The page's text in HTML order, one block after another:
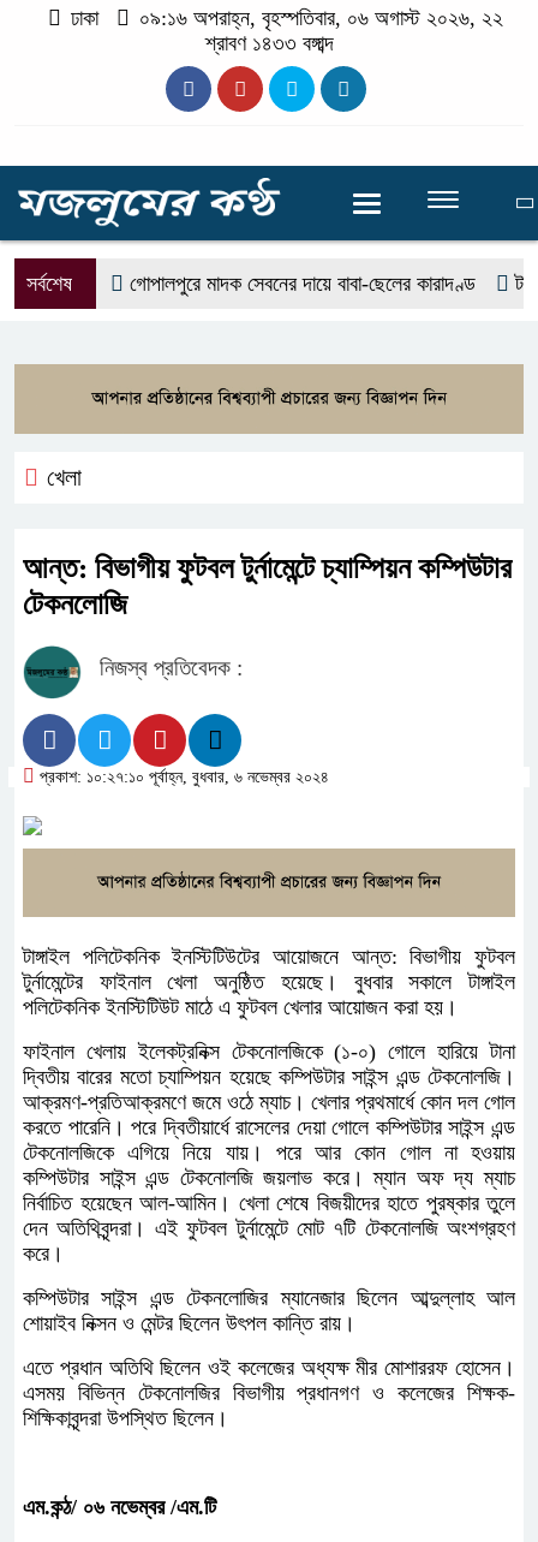
ঢাকা
০৯:১৬ অপরাহ্ন, বৃহস্পতিবার, ০৬ অগাস্ট ২০২৬, ২২
শ্রাবণ ১৪৩৩ বঙ্গাব্দ
সর্বশেষ গোপালপুরে মাদক সেবনের দায়ে বাবা-ছেলের কারাদণ্ড
খেলা
আন্ত: বিভাগীয় ফুটবল টুর্নামেন্টে চ্যাম্পিয়ন কম্পিউটার
টেকনলোজি
নিজস্ব প্রতিবেদক :
প্রকাশ: ১০:২৭:১০ পূর্বাহ্ন, বুধবার, ৬ নভেম্বর ২০২৪
টাঙ্গাইল পলিটেকনিক ইনস্টিটিউটের আয়োজনে আন্ত: বিভাগীয় ফুটবল
টুর্নামেন্টের ফাইনাল খেলা অনুষ্ঠিত হয়েছে। বুধবার সকালে টাঙ্গাইল
পলিটেকনিক ইনস্টিটিউট মাঠে এ ফুটবল খেলার আয়োজন করা হয়।
ফাইনাল খেলায় ইলেকট্রনিক্স টেকনোলজিকে (১-০) গোলে হারিয়ে টানা
দ্বিতীয় বারের মতো চ্যাম্পিয়ন হয়েছে কম্পিউটার সাইন্স এন্ড টেকনোলজি।
আক্রমণ-প্রতিআক্রমণে জমে ওঠে ম্যাচ। খেলার প্রথমার্ধে কোন দল গোল
করতে পারেনি। পরে দ্বিতীয়ার্ধে রাসেলের দেয়া গোলে কম্পিউটার সাইন্স এন্ড
টেকনোলজিকে এগিয়ে নিয়ে যায়। পরে আর কোন গোল না হওয়ায়
কম্পিউটার সাইন্স এন্ড টেকনোলজি জয়লাভ করে। ম্যান অফ দ্য ম্যাচ
নির্বাচিত হয়েছেন আল-আমিন। খেলা শেষে বিজয়ীদের হাতে পুরষ্কার তুলে
দেন অতিথিবৃন্দরা। এই ফুটবল টুর্নামেন্টে মোট ৭টি টেকনোলজি অংশগ্রহণ
করে।
কম্পিউটার সাইন্স এন্ড টেকনলোজির ম্যানেজার ছিলেন আব্দুল্লাহ আল
শোয়াইব নিক্সন ও মেন্টর ছিলেন উৎপল কান্তি রায়।
এতে প্রধান অতিথি ছিলেন ওই কলেজের অধ্যক্ষ মীর মোশাররফ হোসেন।
এসময় বিভিন্ন টেকনোলজির বিভাগীয় প্রধানগণ ও কলেজের শিক্ষক-
শিক্ষিকাবৃন্দরা উপস্থিত ছিলেন।
এম.কন্ঠ/ ০৬ নভেম্বর /এম.টি